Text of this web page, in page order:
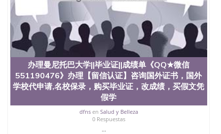
（San Jose State University）澳洲读书未毕业找人做
文凭学位qq微信551190476澳洲读CQU中央昆士兰大
学学历 绩单购买学位证书/澳洲读本科硕士做文凭/购
买澳洲大学毕业证成绩单假文凭学历
offieUniversityofSouthernQueensland 澳洲读书未毕
业找人做文凭学位qq微信551190476澳洲读CQU中央
昆士兰大学学历成绩单购买学位证书/澳洲读本科硕
士做文凭/购买澳洲大学毕业证成绩单假文凭学历办
理加州理工学院||毕业证||成绩单《QQ★微信
551190476》办理【留信认证】咨询国外证书，国外
学校代申请,名校保录，购买毕业证，改成绩，买假文
凭假学历假毕业证，【学历认证】咨询，国外证件遗
失补办，制作文凭，学历，回国找工作买学历，网上
购买文凭毕业证，办理各国各大学文凭(世界名校一对
办理曼尼托巴大学||毕业证||成绩单《QQ★微信
551190476》办理【留信认证】咨询国外证书，国外
学校代申请,名校保录，购买毕业证，改成绩，买假文凭
假学
dfnsen Salud y Belleza
0 Respuestas
...